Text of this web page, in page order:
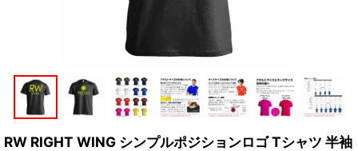
RW RIGHT WING シンプルポジションロゴ Tシャツ 半袖